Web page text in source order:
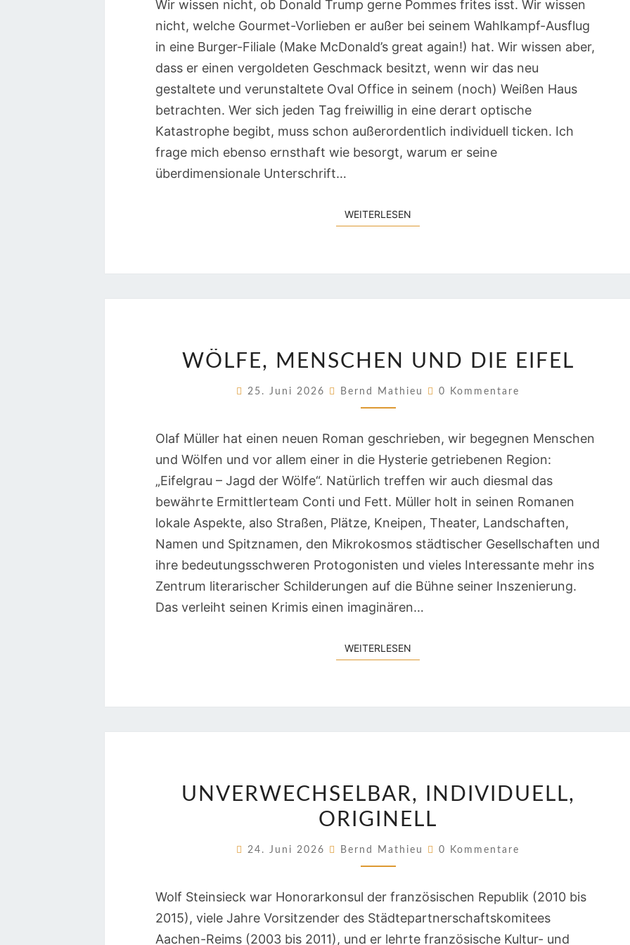
Wir wissen nicht, ob Donald Trump gerne Pommes frites isst. Wir wissen
nicht, welche Gourmet-Vorlieben er außer bei seinem Wahlkampf-Ausflug
in eine Burger-Filiale (Make McDonald’s great again!) hat. Wir wissen aber,
dass er einen vergoldeten Geschmack besitzt, wenn wir das neu
gestaltete und verunstaltete Oval Office in seinem (noch) Weißen Haus
betrachten. Wer sich jeden Tag freiwillig in eine derart optische
Katastrophe begibt, muss schon außerordentlich individuell ticken. Ich
frage mich ebenso ernsthaft wie besorgt, warum er seine
überdimensionale Unterschrift…
WEITERLESEN
MENSCHEN
UND
DIE
WÖLFE, MENSCHEN UND DIE EIFEL
25. Juni 2026 Bernd Mathieu Kommentare
0 Kommentare
Olaf Müller hat einen neuen Roman geschrieben, wir begegnen Menschen
und Wölfen und vor allem einer in die Hysterie getriebenen Region:
„Eifelgrau – Jagd der Wölfe“. Natürlich treffen wir auch diesmal das
bewährte Ermittlerteam Conti und Fett. Müller holt in seinen Romanen
lokale Aspekte, also Straßen, Plätze, Kneipen, Theater, Landschaften,
Namen und Spitznamen, den Mikrokosmos städtischer Gesellschaften und
ihre bedeutungsschweren Protogonisten und vieles Interessante mehr ins
Zentrum literarischer Schilderungen auf die Bühne seiner Inszenierung.
Das verleiht seinen Krimis einen imaginären…
WEITERLESEN
INDIVIDUELL,
ORIGINELL
UNVERWECHSELBAR, INDIVIDUELL,
ORIGINELL
24. Juni 2026 Bernd Mathieu Kommentare
0 Kommentare
Wolf Steinsieck war Honorarkonsul der französischen Republik (2010 bis
2015), viele Jahre Vorsitzender des Städtepartnerschaftskomitees
Aachen-Reims (2003 bis 2011), und er lehrte französische Kultur- und